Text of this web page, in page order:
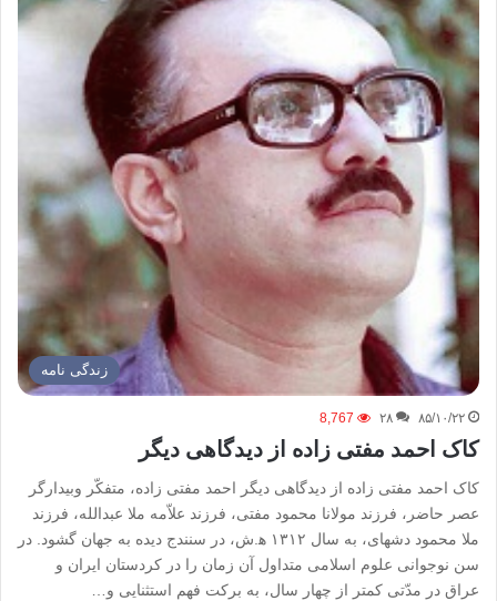
زندگی نامه
۸۵/۱۰/۲۲ ۲۸ 8,767
کاک احمد مفتی زاده از دیدگاهی دیگر
کاک احمد مفتی زاده از دیدگاهی دیگر احمد مفتی زاده، متفکّر وبیدارگر
عصر حاضر، فرزند مولانا محمود مفتی، فرزند علاّمه ملا عبدالله، فرزند
ملا محمود دشهای، به سال ۱۳۱۲ ﻫ.ش، در سنندج دیده به جهان گشود. در
سن نوجوانی علوم اسلامی متداول آن زمان را در کردستان ایران و
عراق در مدّتی کمتر از چهار سال، به برکت فهم استثنایی و…